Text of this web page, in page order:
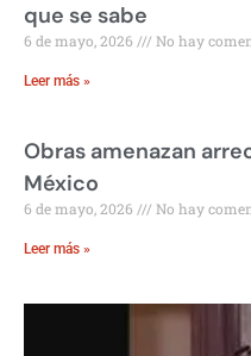
que se sabe
6 de mayo, 2026 No hay
Leer más »
Obras amenazan
México
6 de mayo, 2026 No hay
Leer más »